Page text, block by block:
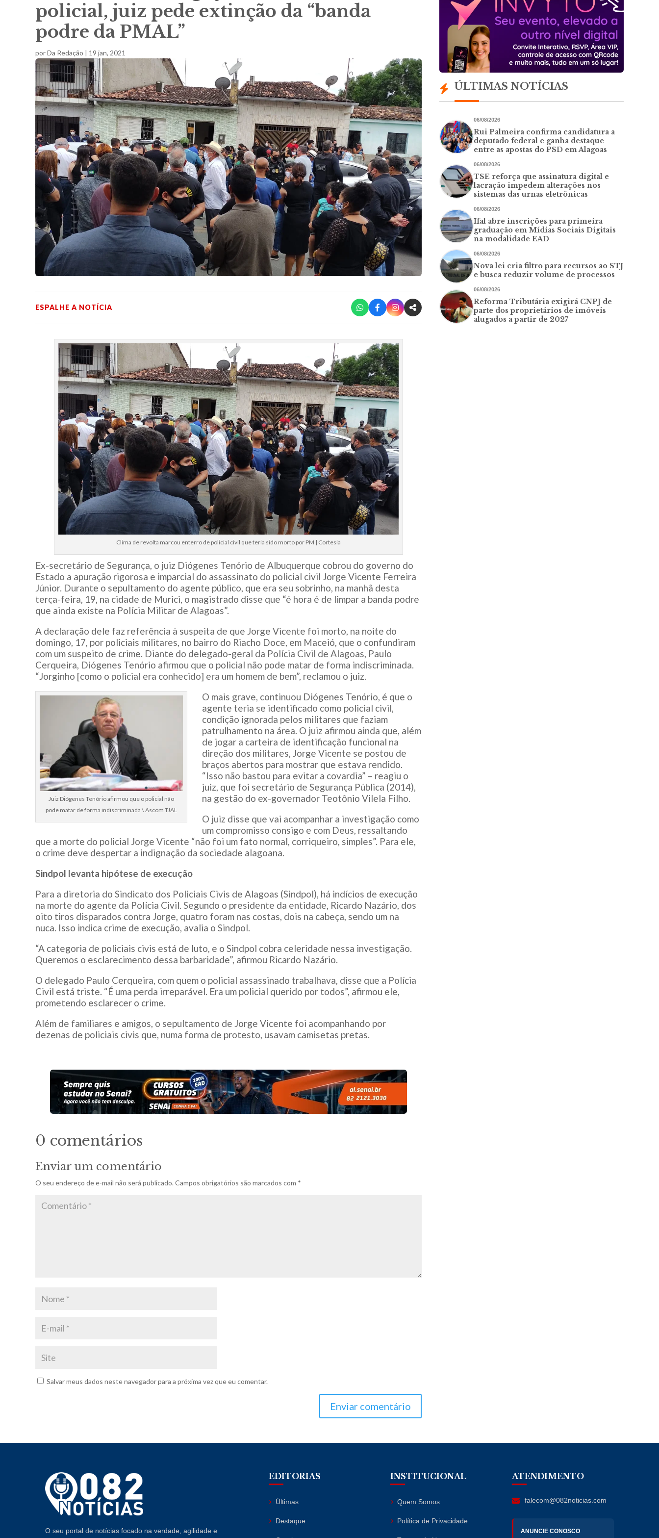
policial, juiz pede extinção da “banda
podre da PMAL”
porDa Redação 19 jan, 2021
ESPALHE A NOTÍCIA
Clima de revolta marcou enterro de policial civil que teria sido morto por PM | Cortesia
Ex-secretário de Segurança, o juiz Diógenes Tenório de Albuquerque cobrou do governo do
Estado a apuração rigorosa e imparcial do assassinato do policial civil Jorge Vicente Ferreira
Júnior. Durante o sepultamento do agente público, que era seu sobrinho, na manhã desta
terça-feira, 19, na cidade de Murici, o magistrado disse que “é hora é de limpar a banda podre
que ainda existe na Polícia Militar de Alagoas”.
A declaração dele faz referência à suspeita de que Jorge Vicente foi morto, na noite do
domingo, 17, por policiais militares, no bairro do Riacho Doce, em Maceió, que o confundiram
com um suspeito de crime. Diante do delegado-geral da Polícia Civil de Alagoas, Paulo
Cerqueira, Diógenes Tenório afirmou que o policial não pode matar de forma indiscriminada.
“Jorginho [como o policial era conhecido] era um homem de bem”, reclamou o juiz.
Juiz Diógenes Tenório afirmou que o policial não
pode matar de forma indiscriminada \ Ascom TJAL
O mais grave, continuou Diógenes Tenório, é que o
agente teria se identificado como policial civil,
condição ignorada pelos militares que faziam
patrulhamento na área. O juiz afirmou ainda que, além
de jogar a carteira de identificação funcional na
direção dos militares, Jorge Vicente se postou de
braços abertos para mostrar que estava rendido.
“Isso não bastou para evitar a covardia” – reagiu o
juiz, que foi secretário de Segurança Pública (2014),
na gestão do ex-governador Teotônio Vilela Filho.
O juiz disse que vai acompanhar a investigação como
um compromisso consigo e com Deus, ressaltando
que a morte do policial Jorge Vicente “não foi um fato normal, corriqueiro, simples”. Para ele,
o crime deve despertar a indignação da sociedade alagoana.
Sindpol levanta hipótese de execução
Para a diretoria do Sindicato dos Policiais Civis de Alagoas (Sindpol), há indícios de execução
na morte do agente da Polícia Civil. Segundo o presidente da entidade, Ricardo Nazário, dos
oito tiros disparados contra Jorge, quatro foram nas costas, dois na cabeça, sendo um na
nuca. Isso indica crime de execução, avalia o Sindpol.
“A categoria de policiais civis está de luto, e o Sindpol cobra celeridade nessa investigação.
Queremos o esclarecimento dessa barbaridade”, afirmou Ricardo Nazário.
O delegado Paulo Cerqueira, com quem o policial assassinado trabalhava, disse que a Polícia
Civil está triste. “É uma perda irreparável. Era um policial querido por todos”, afirmou ele,
prometendo esclarecer o crime.
Além de familiares e amigos, o sepultamento de Jorge Vicente foi acompanhando por
dezenas de policiais civis que, numa forma de protesto, usavam camisetas pretas.
0 comentários
Enviar um comentário
O seu endereço de e-mail não será publicado. Campos obrigatórios são marcados com *
Salvar meus dados neste navegador para a próxima vez que eu comentar.
Enviar comentário
ÚLTIMAS NOTÍCIAS
06/08/2026
Rui Palmeira confirma candidatura a
deputado federal e ganha destaque
entre as apostas do PSD em Alagoas
06/08/2026
TSE reforça que assinatura digital e
lacração impedem alterações nos
sistemas das urnas eletrônicas
06/08/2026
Ifal abre inscrições para primeira
graduação em Mídias Sociais Digitais
na modalidade EAD
06/08/2026
Nova lei cria filtro para recursos ao STJ
e busca reduzir volume de processos
06/08/2026
Reforma Tributária exigirá CNPJ de
parte dos proprietários de imóveis
alugados a partir de 2027
O seu portal de notícias focado na verdade, agilidade e
EDITORIAS
Últimas
Destaque
INSTITUCIONAL
Quem Somos
Política de Privacidade
ATENDIMENTO
falecom@082noticias.com
ANUNCIE CONOSCO